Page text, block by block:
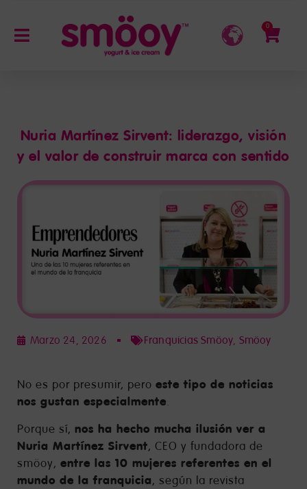
0
Nuria Martínez Sirvent: liderazgo, visión
y el valor de construir marca con sentido
Marzo 24, 2026 Franquicias Smöoy, Smöoy
No es por presumir, pero este tipo de noticias
nos gustan especialmente.
Porque sí, nos ha hecho mucha ilusión ver a
Nuria Martínez Sirvent, CEO y fundadora de
smöoy, entre las 10 mujeres referentes en el
mundo de la franquicia, según la revista